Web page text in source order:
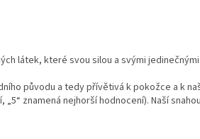
látek, které svou silou a svými
původu a tedy přívětivá k pokožce a k
znamená nejhorší hodnocení). Naší